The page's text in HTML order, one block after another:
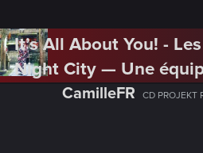
It’s All About You! -
Night City — Une
CamilleFR CD PROJEKT